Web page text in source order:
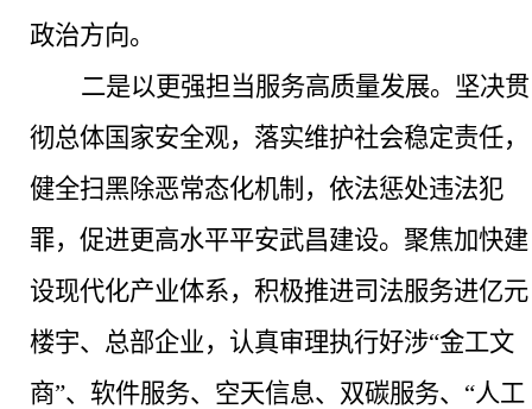
政治方向。
二是以更强担当服务高质量发展。 坚决贯
彻总体国家安全观，落实维护社会稳定责任，
健全扫黑除恶常态化机制，依法惩处违法犯
罪，促进更高水平平安武昌建设。聚焦加快建
设现代化产业体系，积极推进司法服务进亿元
楼宇、总部企业，认真审理执行好涉“金工文
商”、软件服务、空天信息、双碳服务、“人工